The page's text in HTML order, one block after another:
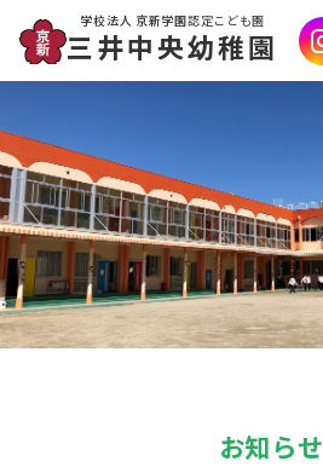
学校法人 京新学園認定こども園
三井中央幼稚園
お知らせ